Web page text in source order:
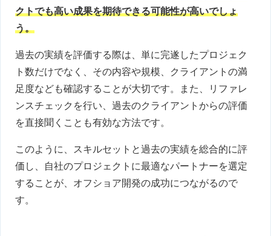
クトでも高い成果を期待できる可能性が高いでしょ
う。
過去の実績を評価する際は、単に完遂したプロジェク
ト数だけでなく、その内容や規模、クライアントの満
足度なども確認することが大切です。また、リファレ
ンスチェックを行い、過去のクライアントからの評価
を直接聞くことも有効な方法です。
このように、スキルセットと過去の実績を総合的に評
価し、自社のプロジェクトに最適なパートナーを選定
することが、オフショア開発の成功につながるので
す。